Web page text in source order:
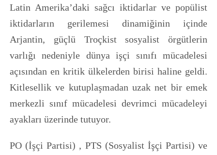
Latin Amerika’daki sağcı iktidarlar ve popülist
iktidarların gerilemesi dinamiğinin içinde
Arjantin, güçlü Troçkist sosyalist örgütlerin
varlığı nedeniyle dünya işçi sınıfı mücadelesi
açısından en kritik ülkelerden birisi haline geldi.
Kitlesellik ve kutuplaşmadan uzak net bir emek
merkezli sınıf mücadelesi devrimci mücadeleyi
ayakları üzerinde tutuyor.
PO (İşçi Partisi) , PTS (Sosyalist İşçi Partisi) ve